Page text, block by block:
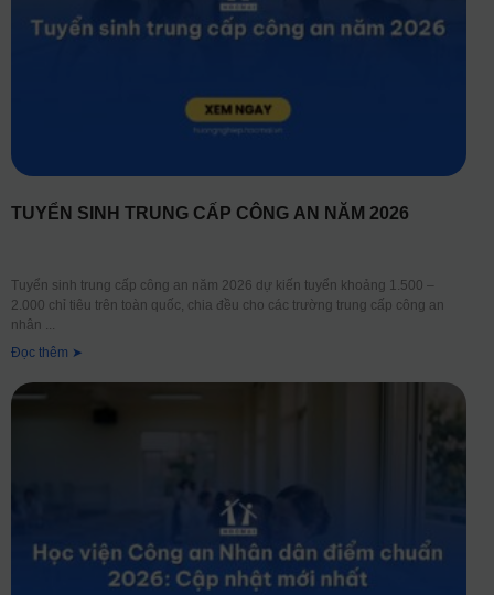
TUYỂN SINH TRUNG CẤP CÔNG AN NĂM 2026
Tuyển sinh trung cấp công an năm 2026 dự kiến tuyển khoảng 1.500 –
2.000 chỉ tiêu trên toàn quốc, chia đều cho các trường trung cấp công an
nhân
Đọc thêm ➤